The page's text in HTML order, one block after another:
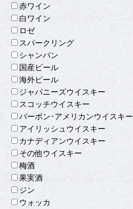
赤ワイン
白ワイン
ロゼ
スパークリング
シャンパン
国産ビール
海外ビール
ジャパニーズウイスキー
スコッチウイスキー
バーボン･アメリカンウイスキー
アイリッシュウイスキー
カナディアンウイスキー
その他ウイスキー
梅酒
果実酒
ジン
ウォッカ